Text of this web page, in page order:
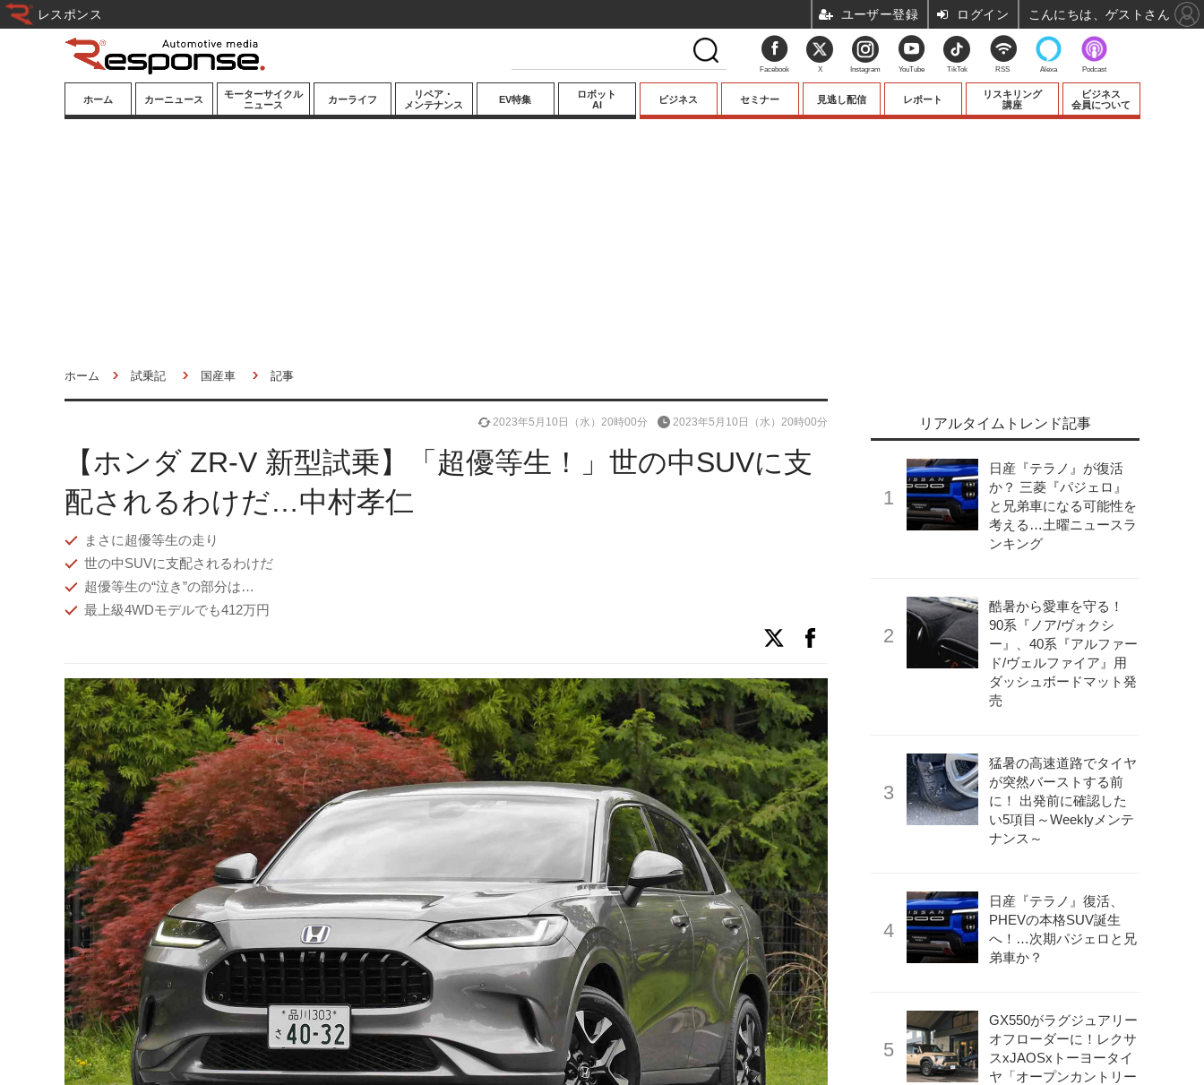
ホーム カーニュース
モーターサイクル
ニュース
カーライフ
リペア・
メンテナンス
EV特集
ロボット
AI
ビジネス セミナー 見逃し配信 レポート
リスキリング
講座
ビジネス
会員について
ホーム 試乗記 国産車 記事
【ホンダ ZR-V 新型試乗】「超優等生！」世の中SUVに支
配されるわけだ…中村孝仁
まさに超優等生の走り
世の中SUVに支配されるわけだ
超優等生の“泣き”の部分は…
最上級4WDモデルでも412万円
2023年5月10日（水）20時00分 2023年5月10日（水）20時00分 リアルタイムトレンド記事
日産『テラノ』が復活
か？ 三菱『パジェロ』
と兄弟車になる可能性を
考える…土曜ニュースラ
ンキング
酷暑から愛車を守る！
90系『ノア/ヴォクシ
ー』、40系『アルファー
ド/ヴェルファイア』用
ダッシュボードマット発
売
猛暑の高速道路でタイヤ
が突然バーストする前
に！ 出発前に確認した
い5項目～Weeklyメンテ
ナンス～
日産『テラノ』復活、
PHEVの本格SUV誕生
へ！…次期パジェロと兄
弟車か？
GX550がラグジュアリー
オフローダーに！レクサ
スxJAOSxトーヨータイ
ヤ「オープンカントリー
Facebook X Instagram YouTube TikTok RSS Alexa Podcast
レスポンス ユーザー登録 ログイン こんにちは、ゲストさん